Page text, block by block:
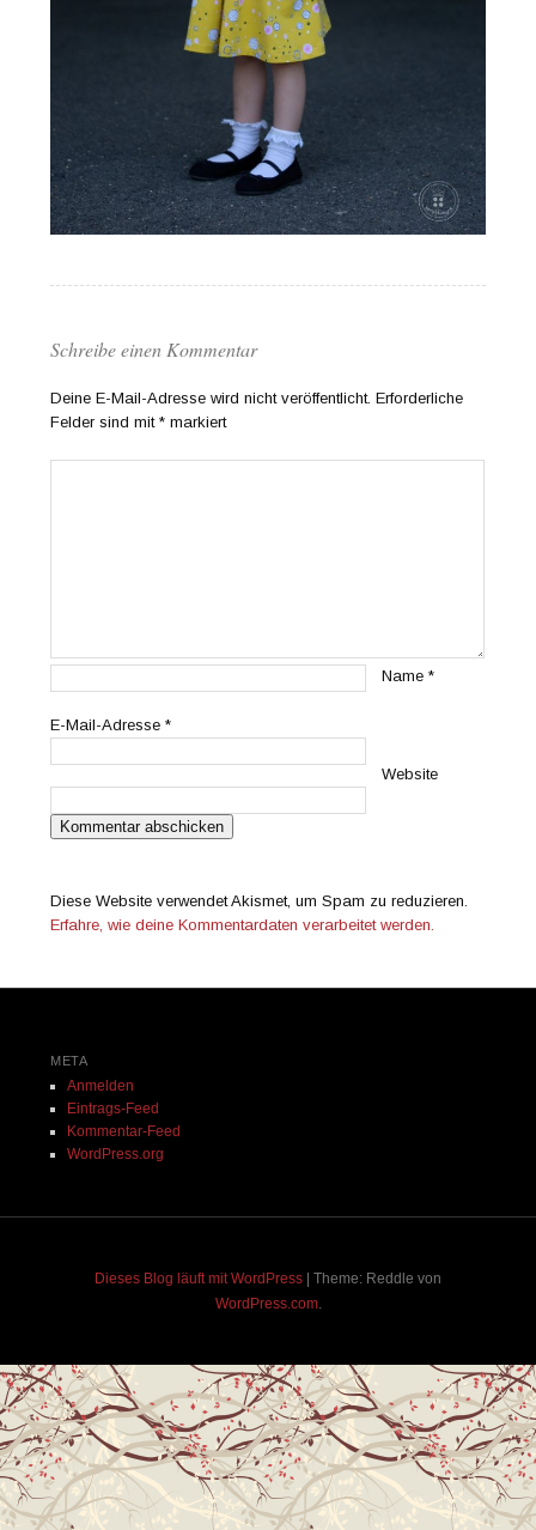
Schreibe einen Kommentar
Deine E-Mail-Adresse wird nicht veröffentlicht. Erforderliche
Felder sind mit* markiert
Name*
E-Mail-Adresse*
Website
Diese Website verwendet Akismet, um Spam zu reduzieren.
Erfahre, wie deine Kommentardaten verarbeitet werden.
META
Anmelden
Eintrags-Feed
Kommentar-Feed
WordPress.org
Dieses Blog läuft mit WordPress | Theme: Reddle von
WordPress.com.